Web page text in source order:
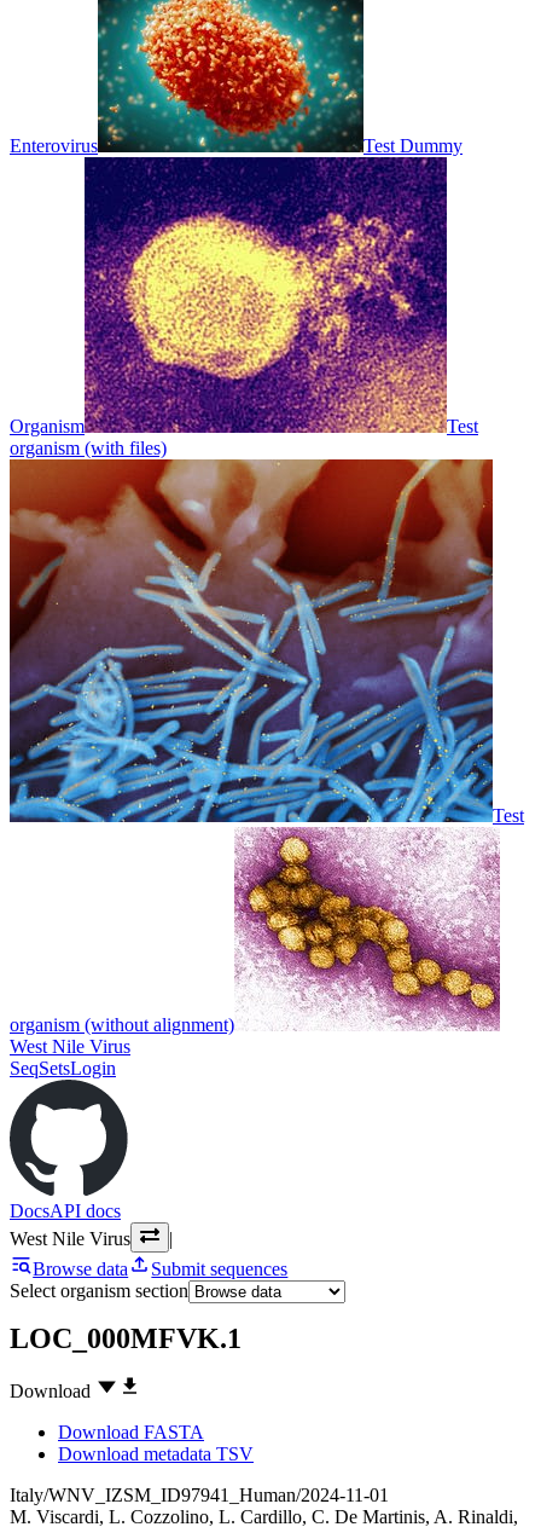
Enterovirus Test Dummy
Organism
Test
organism (with files)
Test
organism (without alignment)
West Nile Virus
SeqSetsLogin
DocsAPI docs
West Nile Virus
|
Browse data
Submit sequences
Select organism section
LOC_000MFVK.1
Download
Download FASTA
Download metadata TSV
Italy/WNV_IZSM_ID97941_Human/2024-11-01
M. Viscardi, L. Cozzolino, L. Cardillo, C. De Martinis, A. Rinaldi,